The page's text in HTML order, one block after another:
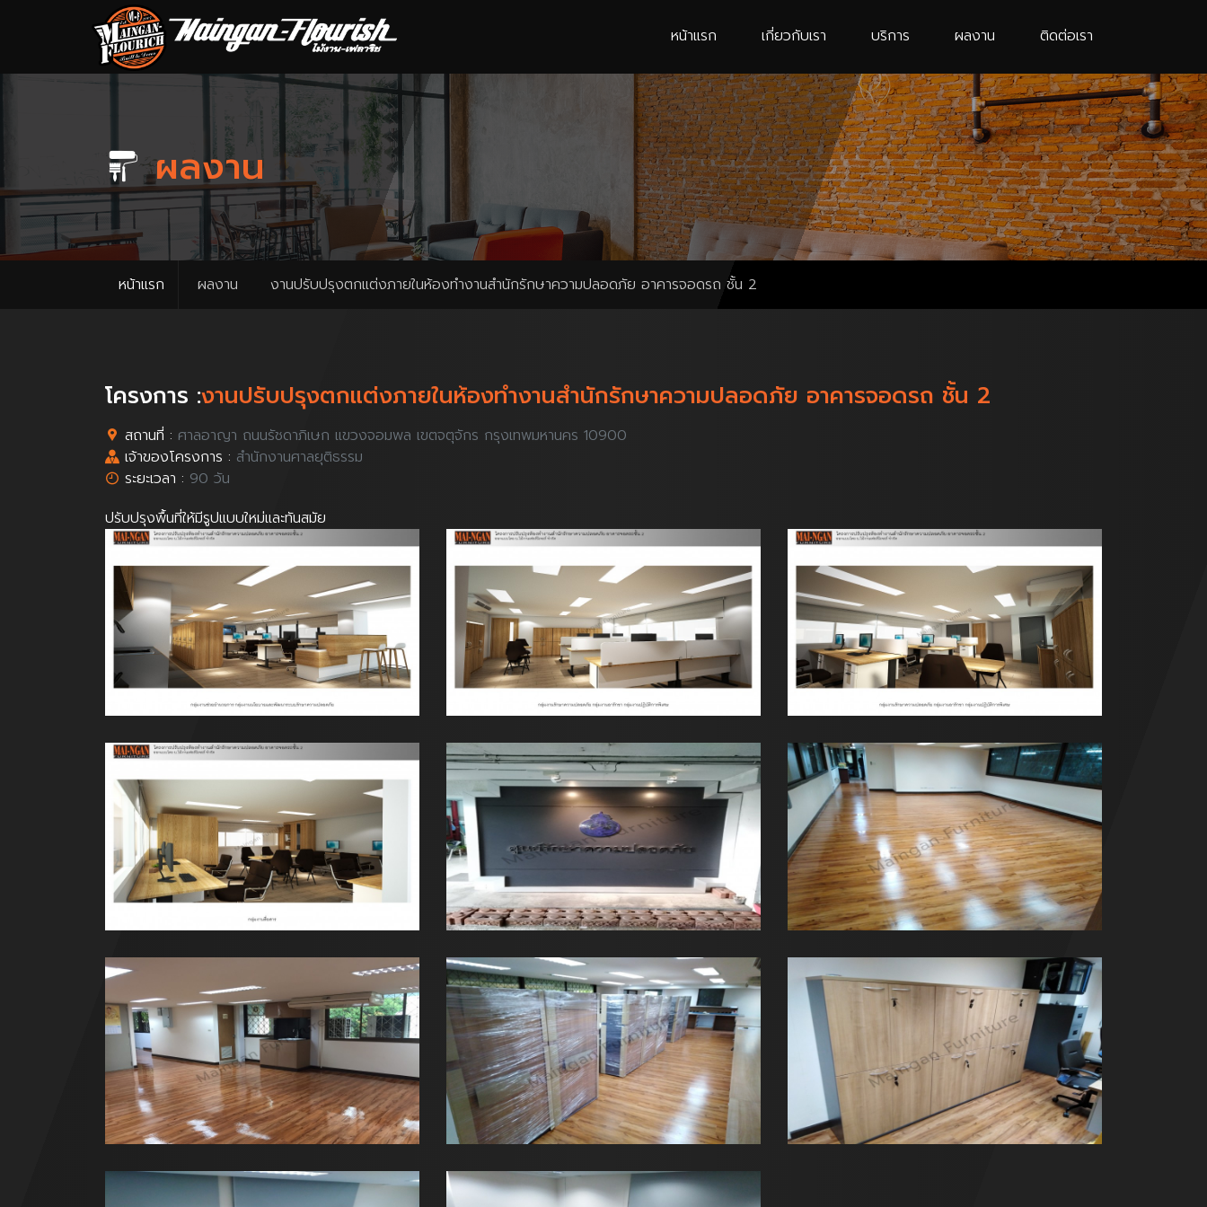
หน้าแรก เกี่ยวกับเรา บริการ ผลงาน ติดต่อเรา
ผลงาน
หน้าแรก ผลงาน งานปรับปรุงตกแต่งภายในห้องทำงานสำนักรักษาความปลอดภัย อาคารจอดรถ ชั้น 2
โครงการ :งานปรับปรุงตกแต่งภายในห้องทำงานสำนักรักษาความปลอดภัย อาคารจอดรถ ชั้น 2
สถานที่ : ศาลอาญา ถนนรัชดาภิเษก แขวงจอมพล เขตจตุจักร กรุงเทพมหานคร 10900
เจ้าของโครงการ : สำนักงานศาลยุติธรรม
ระยะเวลา : 90 วัน
ปรับปรุงพื้นที่ให้มีรูปแบบใหม่และทันสมัย